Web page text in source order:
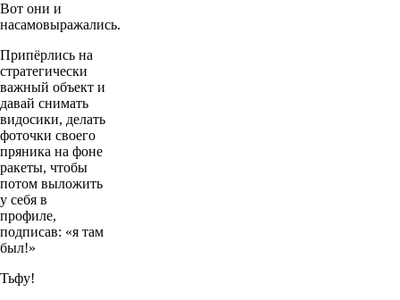
Вот они и
насамовыражались.
Припёрлись на
стратегически
важный объект и
давай снимать
видосики, делать
фоточки своего
пряника на фоне
ракеты, чтобы
потом выложить
у себя в
профиле,
подписав: «я там
был!»
Тьфу!